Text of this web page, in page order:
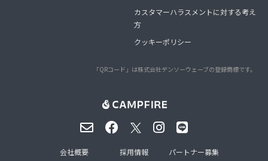
カスタマーハラスメントに対する考え
方
クッキーポリシー
「QRコード」は株式会社デンソーウェーブの登録商標です。
会社概要 採用情報 パートナー募集